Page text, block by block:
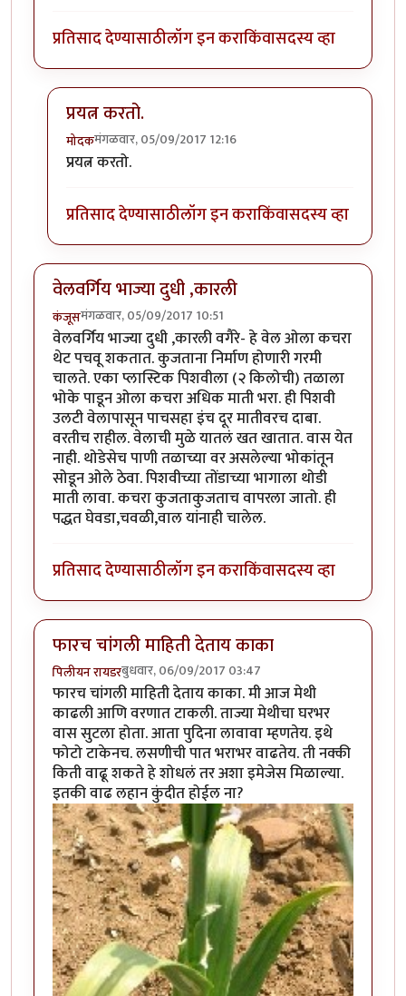
प्रतिसाद देण्यासाठीलॉग इन कराकिंवासदस्य व्हा
प्रयत्न करतो.
मोदकमंगळवार, 05/09/2017 12:16
In reply to
प्रयत्न करतो.
प्रतिसाद देण्यासाठीलॉग इन कराकिंवासदस्य व्हा
वेलवर्गिय भाज्या दुधी ,कारली
कंजूसमंगळवार, 05/09/2017 10:51
वेलवर्गिय भाज्या दुधी ,कारली वगैरे- हे वेल ओला कचरा
थेट पचवू शकतात. कुजताना निर्माण होणारी गरमी
चालते. एका प्लास्टिक पिशवीला (२ किलोची) तळाला
भोके पाडून ओला कचरा अधिक माती भरा. ही पिशवी
उलटी वेलापासून पाचसहा इंच दूर मातीवरच दाबा.
वरतीच राहील. वेलाची मुळे यातलं खत खातात. वास येत
नाही. थोडेसेच पाणी तळाच्या वर असलेल्या भोकांतून
सोडून ओले ठेवा. पिशवीच्या तोंडाच्या भागाला थोडी
माती लावा. कचरा कुजताकुजताच वापरला जातो. ही
पद्धत घेवडा,चवळी,वाल यांनाही चालेल.
प्रतिसाद देण्यासाठीलॉग इन कराकिंवासदस्य व्हा
फारच चांगली माहिती देताय काका
पिलीयन रायडरबुधवार, 06/09/2017 03:47
फारच चांगली माहिती देताय काका. मी आज मेथी
काढली आणि वरणात टाकली. ताज्या मेथीचा घरभर
वास सुटला होता. आता पुदिना लावावा म्हणतेय. इथे
फोटो टाकेनच. लसणीची पात भराभर वाढतेय. ती नक्की
किती वाढू शकते हे शोधलं तर अशा इमेजेस मिळाल्या.
इतकी वाढ लहान कुंदीत होईल ना?